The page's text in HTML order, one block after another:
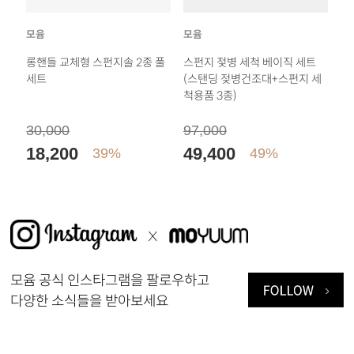
모윰
롱핸들 교체형 스펀지솔 2종 풀
세트
30,000
18,200 39%
모윰
스펀지 젖병 세척 베이직 세트
(스탠딩 젖병건조대+스펀지 세
척용품 3종)
97,000
49,400 49%
모윰 공식 인스타그램을 팔로우하고
다양한 소식들을 받아보세요